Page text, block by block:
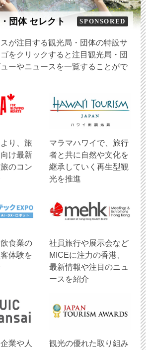
団体 セレクト SPONSORED
スが注目する観光局・団体の特設サ
をクリックすると注目観光局・団
ーやニュースを一覧することがで
り、旅
け最新
のコン
マラマハワイで、旅行
者と共に自然や文化を
継承していく再生型観
光を推進
食業の
体験を
社員旅行や展示会など
MICEに注力の香港、
最新情報や注目のニュ
ースを紹介
業や人
観光の優れた取り組み